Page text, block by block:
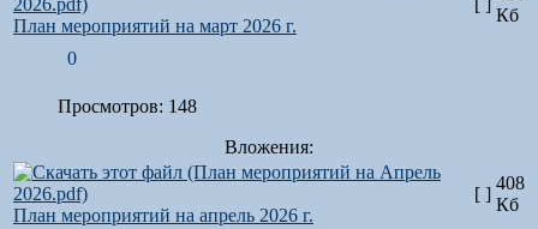
План мероприятий на март 2026 г.
[ ]
Кб
0
Просмотров: 148
Вложения:
План мероприятий на апрель 2026 г.
[ ]
408
Кб